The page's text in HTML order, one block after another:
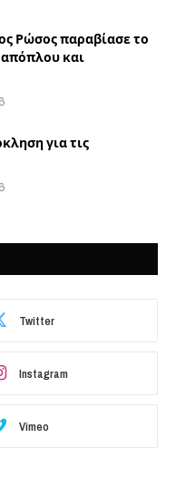
Ρώσος παραβίασε το
και
για τις
Twitter
Instagram
Vimeo